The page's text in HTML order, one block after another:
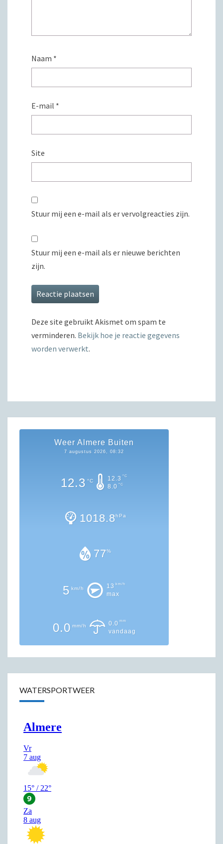
Naam *
E-mail *
Site
Stuur mij een e-mail als er vervolgreacties zijn.
Stuur mij een e-mail als er nieuwe berichten
zijn.
Deze site gebruikt Akismet om spam te
verminderen. Bekijk hoe je reactie gegevens
worden verwerkt.
Weer Almere Buiten
7 augustus 2026, 08:32
12.3 °C 12.3 °C
8.0 °C
1018.8hPa
77%
5 km/h 13 km/h
max
0.0 mm/h 0.0 mm
vandaag
WATERSPORTWEER